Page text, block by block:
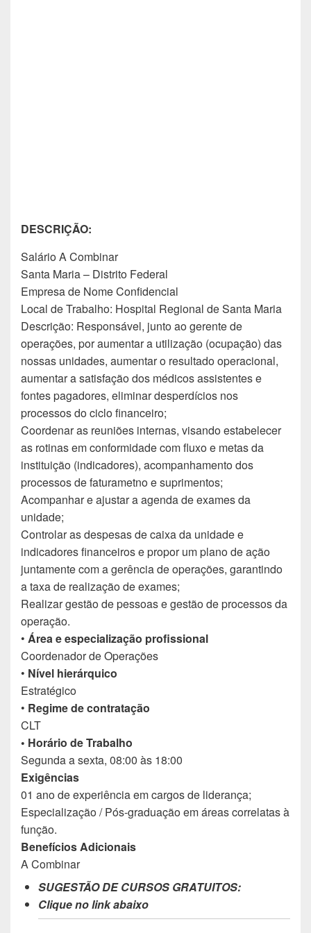
DESCRIÇÃO:
Salário A Combinar
Santa Maria – Distrito Federal
Empresa de Nome Confidencial
Local de Trabalho: Hospital Regional de Santa Maria
Descrição: Responsável, junto ao gerente de
operações, por aumentar a utilização (ocupação) das
nossas unidades, aumentar o resultado operacional,
aumentar a satisfação dos médicos assistentes e
fontes pagadores, eliminar desperdícios nos
processos do ciclo financeiro;
Coordenar as reuniões internas, visando estabelecer
as rotinas em conformidade com fluxo e metas da
instituição (indicadores), acompanhamento dos
processos de faturametno e suprimentos;
Acompanhar e ajustar a agenda de exames da
unidade;
Controlar as despesas de caixa da unidade e
indicadores financeiros e propor um plano de ação
juntamente com a gerência de operações, garantindo
a taxa de realização de exames;
Realizar gestão de pessoas e gestão de processos da
operação.
• Área e especialização profissional
Coordenador de Operações
• Nível hierárquico
Estratégico
• Regime de contratação
CLT
• Horário de Trabalho
Segunda a sexta, 08:00 às 18:00
Exigências
01 ano de experiência em cargos de liderança;
Especialização / Pós-graduação em áreas correlatas à
função.
Benefícios Adicionais
A Combinar
SUGESTÃO DE CURSOS GRATUITOS:
Clique no link abaixo